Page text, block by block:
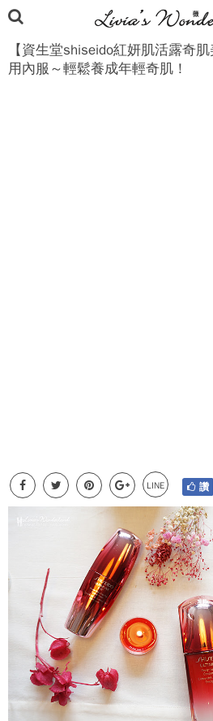
【資生堂shiseido紅妍肌活露奇
用內服～輕鬆養成年輕奇肌！
LINE 讚